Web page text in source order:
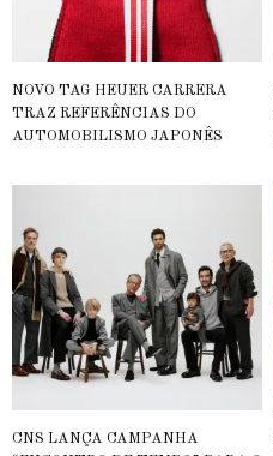
NOVO TAG HEUER CARRERA
TRAZ REFERÊNCIAS DO
AUTOMOBILISMO JAPONÊS
CNS LANÇA CAMPANHA